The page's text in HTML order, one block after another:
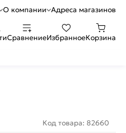
О компании Адреса магазинов
СравнениеИзбранноеКорзина
Код товара: 82660